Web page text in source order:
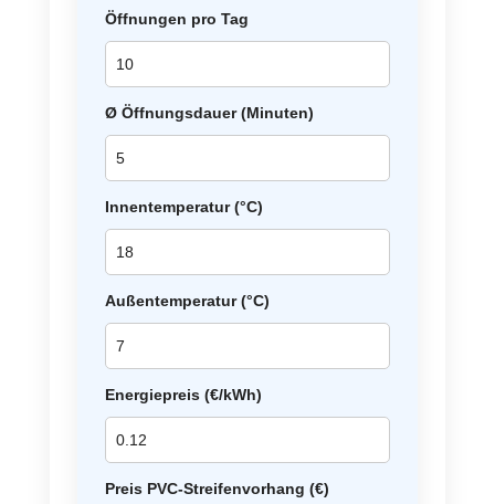
Öffnungen pro Tag
Ø Öffnungsdauer (Minuten)
Innentemperatur (°C)
Außentemperatur (°C)
Energiepreis (€/kWh)
Preis PVC-Streifenvorhang (€)